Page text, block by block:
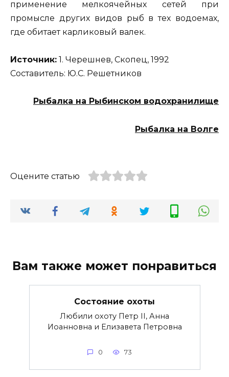
применение мелкоячейных сетей при
промысле других видов рыб в тех водоемах,
где обитает карликовый валек.
Источник: 1. Черешнев, Скопец, 1992
Составитель: Ю.С. Решетников
Рыбалка на Рыбинском водохранилище
Рыбалка на Волге
Оцените статью
Вам также может понравиться
Состояние охоты
Любили охоту Петр II, Анна
Иоанновна и Елизавета Петровна
0 73